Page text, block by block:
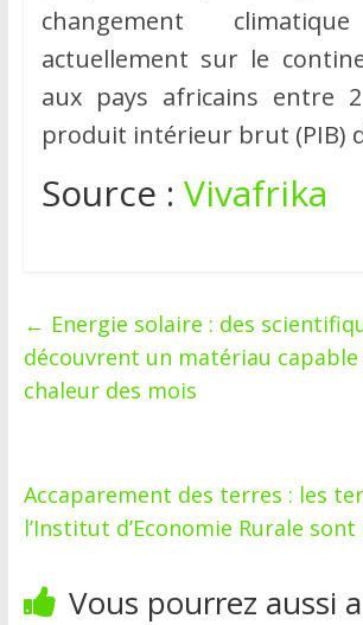
changement
actuellement sur le
aux pays africains entre
produit intérieur brut (PIB)
Source : Vivafrika
← Energie solaire : des
découvrent un matériau
chaleur des mois
Accaparement des terres : les
l’Institut d’Economie Rurale sont
Vous pourrez aussi